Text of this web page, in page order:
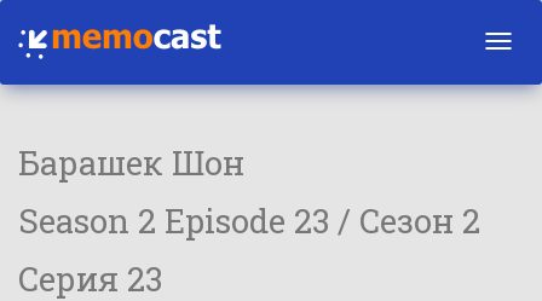
Барашек Шон
Season 2 Episode 23 / Сезон 2
Серия 23